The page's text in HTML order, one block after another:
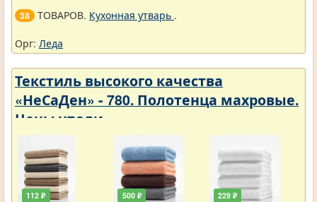
38 ТОВАРОВ. Кухонная утварь .
Орг: Леда
Текстиль высокого качества
«НеСаДен» - 780. Полотенца махровые.
Цены упали
112 ₽ 500 ₽ 229 ₽